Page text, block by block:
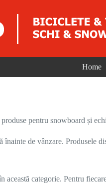
Home
pentru snowboard și
de vânzare. Produsele
această categorie. Pentru